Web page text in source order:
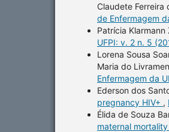
Claudete Ferreira
de Enfermagem
Patrícia Klarmann
UFPI: v. 2 n. 5
Lorena Sousa
Maria do
Enfermagem da
Ederson dos
pregnancy HIV+ ,
Élida de Souza
maternal